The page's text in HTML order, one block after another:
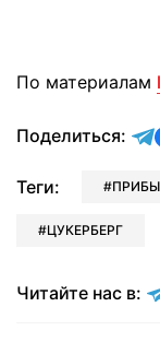
По материалам
Поделиться:
Теги:
ЦУКЕРБЕРГ
Читайте нас в: